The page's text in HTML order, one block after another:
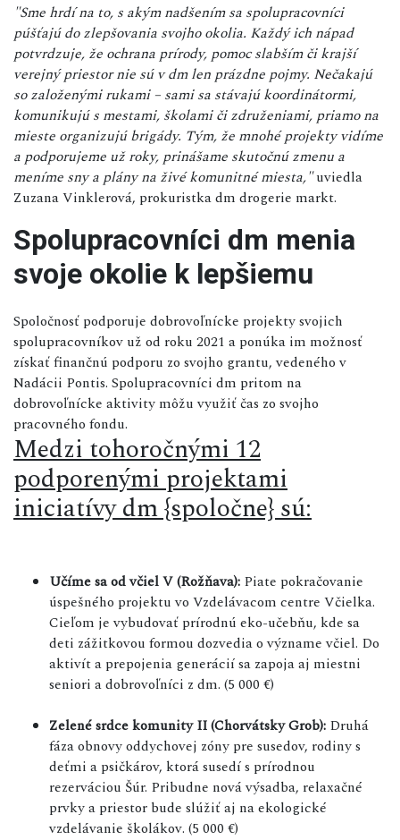
"Sme hrdí na to, s akým nadšením sa spolupracovníci
púšťajú do zlepšovania svojho okolia. Každý ich nápad
potvrdzuje, že ochrana prírody, pomoc slabším či krajší
verejný priestor nie sú v dm len prázdne pojmy. Nečakajú
so založenými rukami – sami sa stávajú koordinátormi,
komunikujú s mestami, školami či združeniami, priamo na
mieste organizujú brigády. Tým, že mnohé projekty vidíme
a podporujeme už roky, prinášame skutočnú zmenu a
meníme sny a plány na živé komunitné miesta,"uviedla
Zuzana Vinklerová, prokuristka dm drogerie markt.
Spolupracovníci dm menia
svoje okolie k lepšiemu
Spoločnosť podporuje dobrovoľnícke projekty svojich
spolupracovníkov už od roku 2021 a ponúka im možnosť
získať finančnú podporu zo svojho grantu, vedeného v
Nadácii Pontis. Spolupracovníci dm pritom na
dobrovoľnícke aktivity môžu využiť čas zo svojho
pracovného fondu.
Medzi tohoročnými 12
podporenými projektami
iniciatívy dm {spoločne} sú:
Učíme sa od včiel V (Rožňava): Piate pokračovanie
úspešného projektu vo Vzdelávacom centre Včielka.
Cieľom je vybudovať prírodnú eko-učebňu, kde sa
deti zážitkovou formou dozvedia o význame včiel. Do
aktivít a prepojenia generácií sa zapoja aj miestni
seniori a dobrovoľníci z dm. (5 000 €)
Zelené srdce komunity II (Chorvátsky Grob): Druhá
fáza obnovy oddychovej zóny pre susedov, rodiny s
deťmi a psičkárov, ktorá susedí s prírodnou
rezerváciou Šúr. Pribudne nová výsadba, relaxačné
prvky a priestor bude slúžiť aj na ekologické
vzdelávanie školákov. (5 000 €)